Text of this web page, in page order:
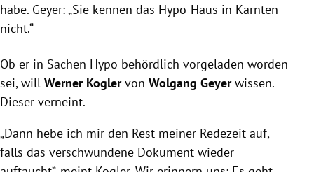
habe. Geyer: „Sie kennen das Hypo-Haus in Kärnten
nicht.“
Ob er in Sachen Hypo behördlich vorgeladen worden
sei, will Werner Kogler von Wolgang Geyer wissen.
Dieser verneint.
„Dann hebe ich mir den Rest meiner Redezeit auf,
falls das verschwundene Dokument wieder